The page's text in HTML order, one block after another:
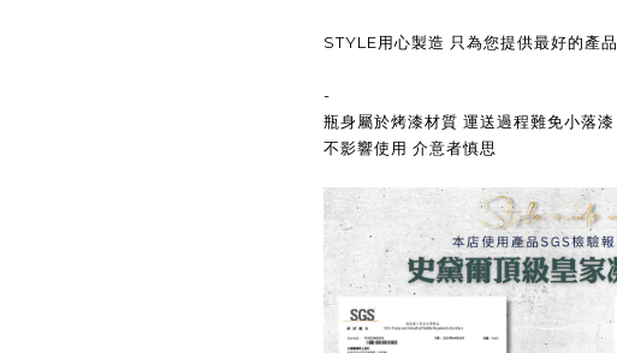
STYLE用心製造 只為您提供最好的產品
-
瓶身屬於烤漆材質 運送過程難免小落漆
不影響使用 介意者慎思